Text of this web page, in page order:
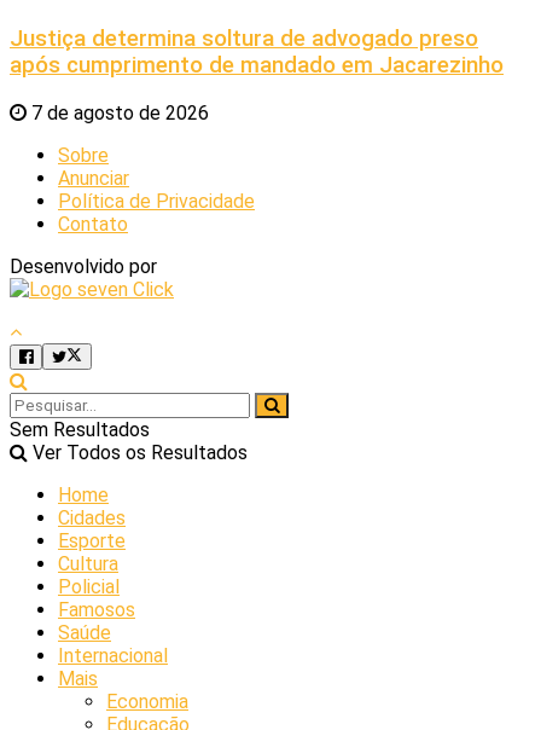
Justiça determina soltura de advogado preso
após cumprimento de mandado em Jacarezinho
7 de agosto de 2026
Sobre
Anunciar
Política de Privacidade
Contato
Desenvolvido por
Sem Resultados
Ver Todos os Resultados
Home
Cidades
Esporte
Cultura
Policial
Famosos
Saúde
Internacional
Mais
Economia
Educação